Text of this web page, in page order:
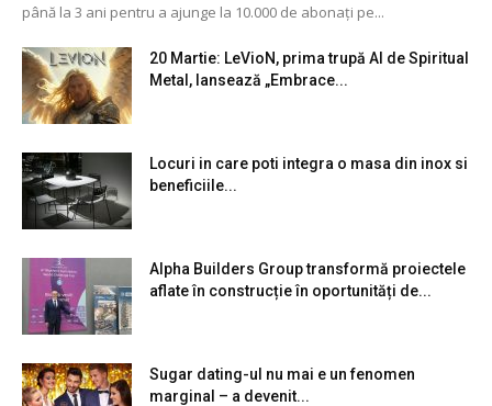
până la 3 ani pentru a ajunge la 10.000 de abonați pe...
20 Martie: LeVioN, prima trupă AI de Spiritual
Metal, lansează „Embrace...
Locuri in care poti integra o masa din inox si
beneficiile...
Alpha Builders Group transformă proiectele
aflate în construcție în oportunități de...
Sugar dating-ul nu mai e un fenomen
marginal – a devenit...